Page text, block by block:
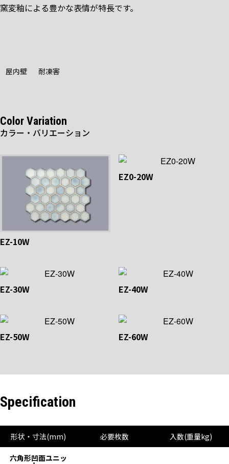
窯変釉による豊かな表情が特長です。
屋内壁 耐凍害
Color Variation
カラー・バリエーション
EZ-10W
EZ0-20W
EZ-30W EZ-40W
EZ-50W EZ-60W
Specification
形状・寸法(mm) 必要枚数 入数(重量kg)
六角形凹面ユニッ